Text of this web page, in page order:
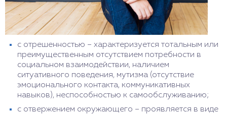
с отрешенностью – характеризуется тотальным или
преимущественным отсутствием потребности в
социальном взаимодействии, наличием
ситуативного поведения, мутизма (отсутствие
эмоционального контакта, коммуникативных
навыков), неспособностью к самообслуживанию;
с отвержением окружающего – проявляется в виде